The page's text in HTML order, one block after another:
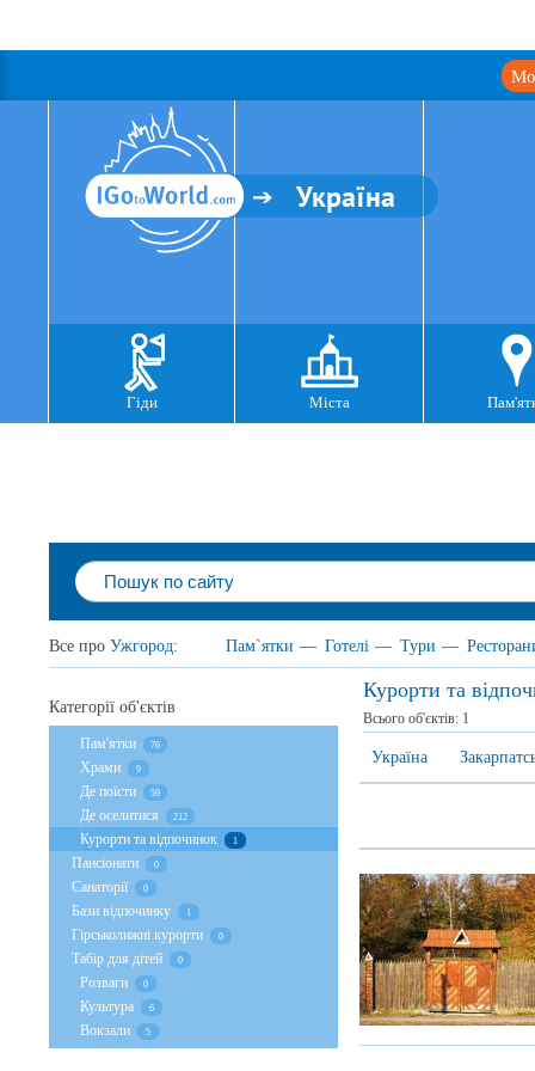
Україна
Гіди Міста
Все про Ужгород: Пам`ятки — Готелі — Тури —
Курорти та
Всього об'єктів: 1
Україна
Категорії об'єктів
Пам'ятки 76
Храми 9
Де поїсти 59
Де оселитися 212
Курорти та відпочинок 1
Пансіонати 0
Санаторії 0
Бази відпочинку 1
Гірськолижні курорти 0
Табір для дітей 0
Розваги 0
Культура 6
Вокзали 5